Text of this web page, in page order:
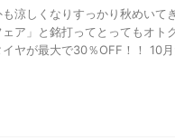
も涼しくなりすっかり秋めいて
ェア」と銘打ってとってもオト
イヤが最大で30％OFF！！ 10